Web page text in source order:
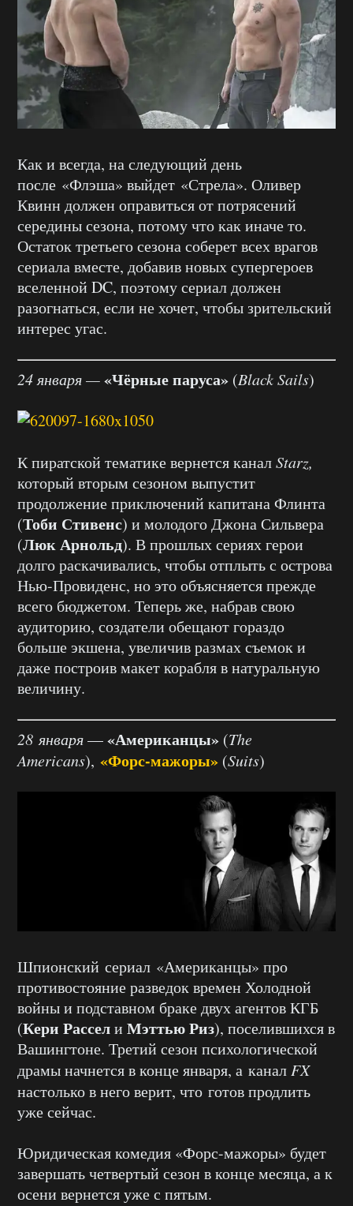
Как и всегда, на следующий день
после «Флэша» выйдет «Стрела». Оливер
Квинн должен оправиться от потрясений
середины сезона, потому что как иначе то.
Остаток третьего сезона соберет всех врагов
сериала вместе, добавив новых супергероев
вселенной DC, поэтому сериал должен
разогнаться, если не хочет, чтобы зрительский
интерес угас.
24 января —«Чёрные паруса» (Black Sails)
К пиратской тематике вернется каналStarz,
который вторым сезоном выпустит
продолжение приключений капитана Флинта
(Тоби Стивенс) и молодого Джона Сильвера
(Люк Арнольд). В прошлых сериях герои
долго раскачивались, чтобы отплыть с острова
Нью-Провиденс, но это объясняется прежде
всего бюджетом. Теперь же, набрав свою
аудиторию, создатели обещают гораздо
больше экшена, увеличив размах съемок и
даже построив макет корабля в натуральную
величину.
28 января—«Американцы» (The
Americans), «Форс-мажоры» (Suits)
Шпионский сериал «Американцы» про
противостояние разведок времен Холодной
войны и подставном браке двух агентов КГБ
(Кери Рассели Мэттью Риз), поселившихся в
Вашингтоне. Третий сезон психологической
драмы начнется в конце января, а канал FX
настолько в него верит, что готов продлить
уже сейчас.
Юридическая комедия «Форс-мажоры» будет
завершать четвертый сезон в конце месяца, а к
осени вернется уже с пятым.